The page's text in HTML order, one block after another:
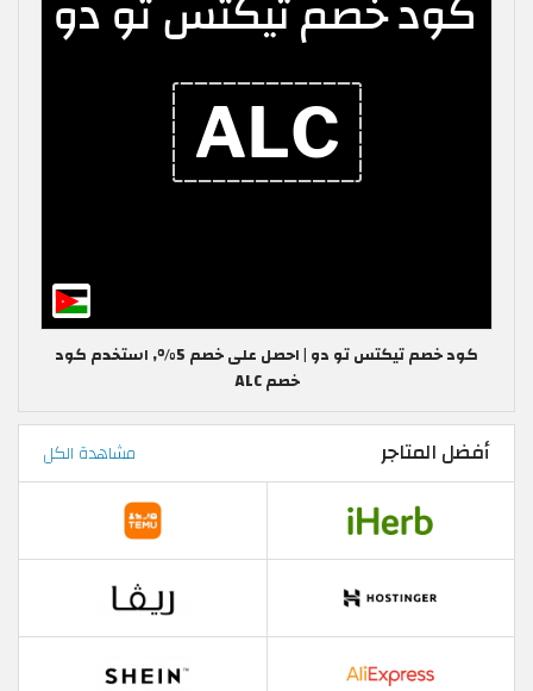
كود خصم تيكتس تو دو | احصل على خصم 5%, استخدم كود
خصم ALC
أفضل المتاجر مشاهدة الكل